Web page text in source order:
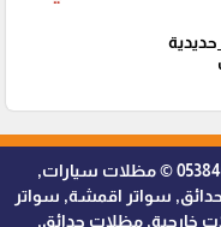
ظلال التميز للمظلات والسواتر - 0538402607 © مظلات سيارات,
سواتر اقمشة, سواتر
خارجية, مظلات حدائق,